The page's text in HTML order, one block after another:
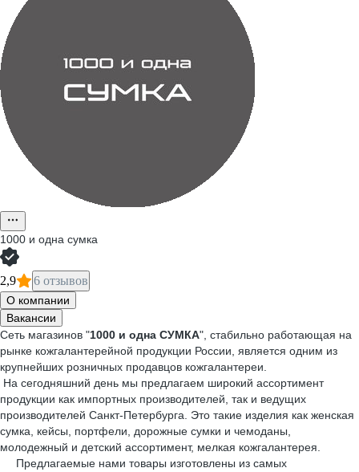
1000 и одна сумка
2,9 6 отзывов
О компании
Вакансии
Сеть магазинов "1000 и одна СУМКА", стабильно работающая на
рынке кожгалантерейной продукции России, является одним из
крупнейших розничных продавцов кожгалантереи.
На сегодняшний день мы предлагаем широкий ассортимент
продукции как импортных производителей, так и ведущих
производителей Санкт-Петербурга. Это такие изделия как женская
сумка, кейсы, портфели, дорожные сумки и чемоданы,
молодежный и детский ассортимент, мелкая кожгалантерея.
Предлагаемые нами товары изготовлены из самых